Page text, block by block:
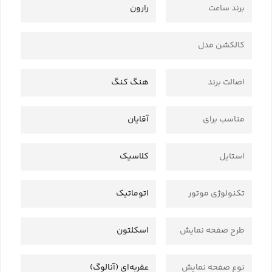
برند ساعت رارون
کالکشن مدل
اصالت برند هنگ کنگ
مناسب برای آقایان
استایل کلاسیک
تکنولوژی موتور اتوماتیک
طرح صفحه نمایش اسکلتون
نوع صفحه نمایش عقربه‌ای (آنالوگ)